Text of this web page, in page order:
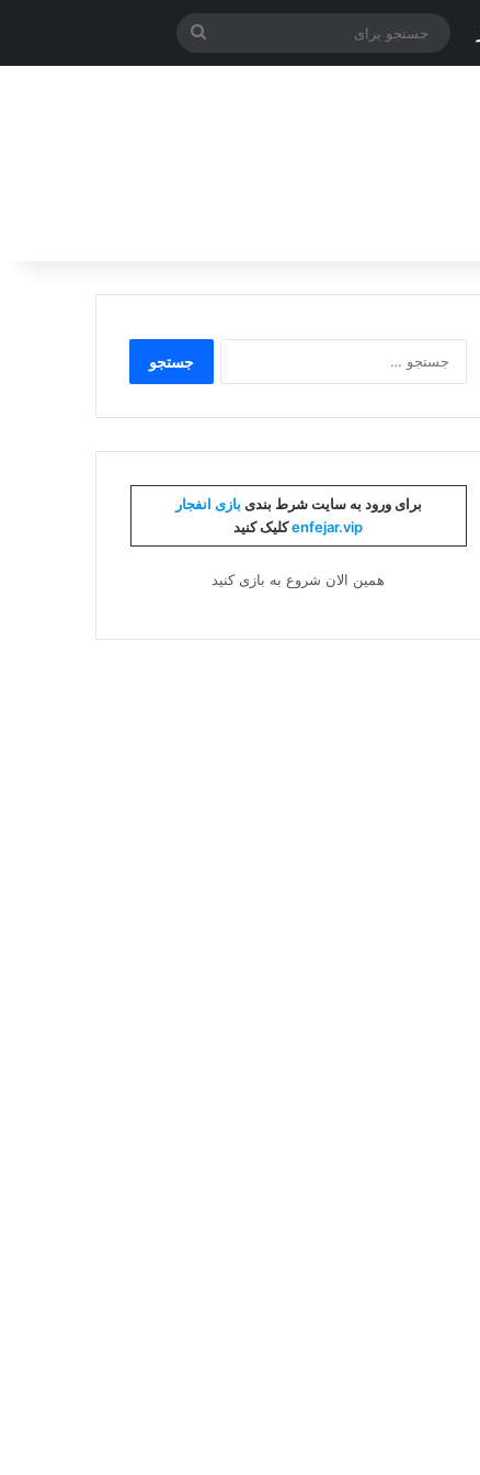
جستجو
برای
برای:
برای ورود به سایت شرط بندی بازی انفجار
enfejar.vipکلیک کنید
همین الان شروع به بازی کنید